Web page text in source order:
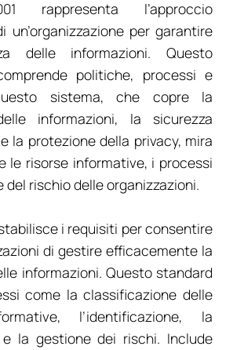
rappresenta l’approccio
un’organizzazione per garantire
delle informazioni. Questo
politiche, processi e
sistema, che copre la
informazioni, la sicurezza
la protezione della privacy, mira
le risorse informative, i processi
del rischio delle organizzazioni.
stabilisce i requisiti per consentire
di gestire efficacemente la
informazioni. Questo standard
come la classificazione delle
l’identificazione, la
la gestione dei rischi. Include